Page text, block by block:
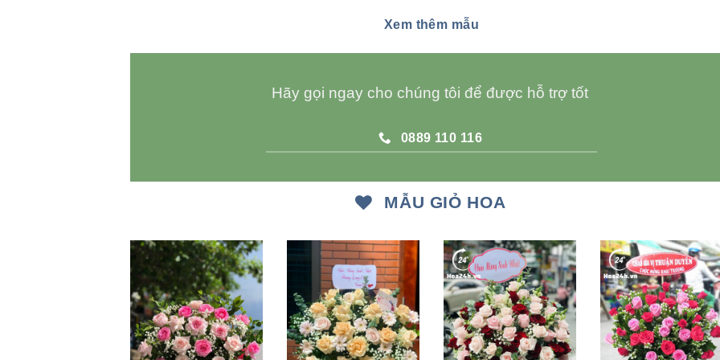
Xem thêm mẫu
Hãy gọi ngay cho chúng tôi để được hỗ trợ tốt
0889 110 116
MẪU GIỎ HOA